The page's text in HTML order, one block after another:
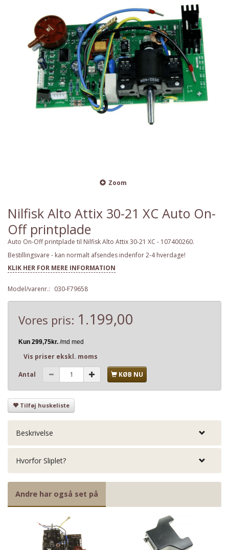
Zoom
Nilfisk Alto Attix 30-21 XC Auto On-
Off printplade
Auto On-Off printplade til Nilfisk Alto Attix 30-21 XC - 107400260.
Bestillingsvare - kan normalt afsendes indenfor 2-4 hverdage!
KLIK HER FOR MERE INFORMATION
Model/varenr.: 030-F79658
Vores pris: 1.199,00
Vis priser ekskl. moms
Antal KØB NU
Tilføj huskeliste
Beskrivelse
Hvorfor Sliplet?
Andre har også set på